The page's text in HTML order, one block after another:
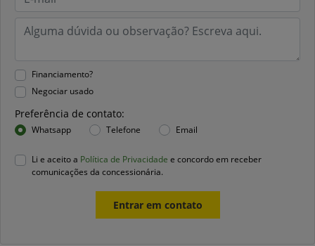
Financiamento?
Negociar usado
Preferência de contato:
Whatsapp Telefone Email
Li e aceito a Política de Privacidade e concordo em receber
comunicações da concessionária.
Entrar em contato